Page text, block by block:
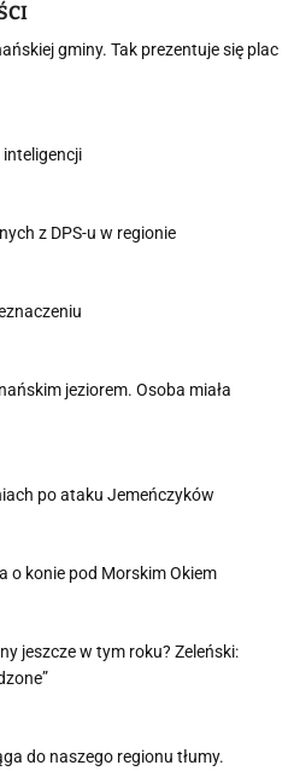
gminy. Tak prezentuje się plac
z DPS-u w regionie
jeziorem. Osoba miała
po ataku Jemeńczyków
o konie pod Morskim Okiem
jeszcze w tym roku? Zeleński:
do naszego regionu tłumy.